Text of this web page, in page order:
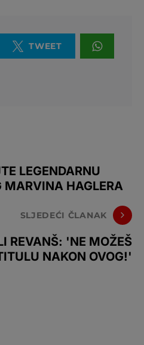
TWEET
LEGENDARNU
MARVINA HAGLERA
SLJEDEĆI ČLANAK
REVANŠ: 'NE MOŽEŠ
NAKON OVOG!'